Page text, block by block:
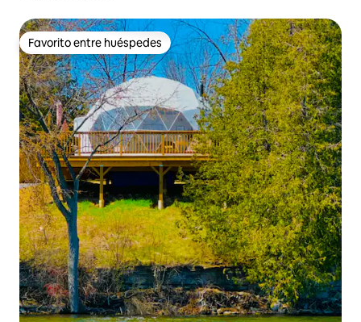
Favorito entre huéspedes
Favorito entre huéspedes